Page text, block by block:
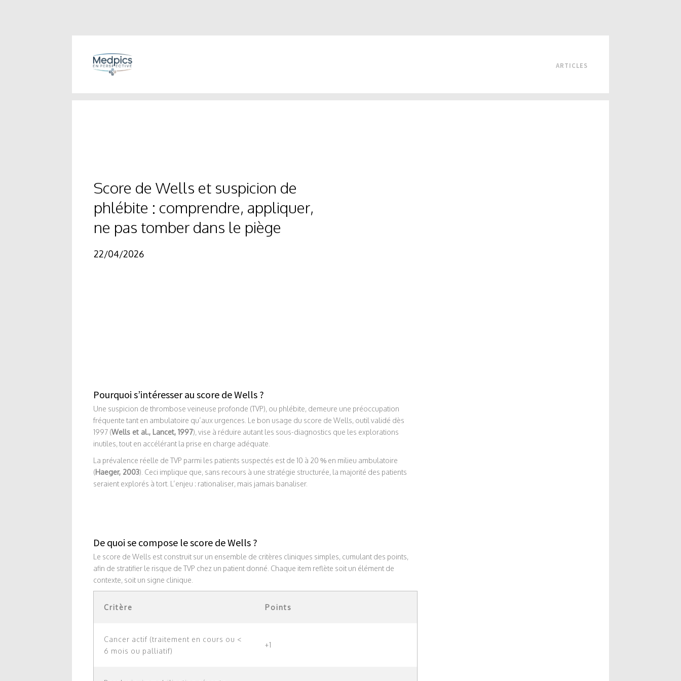
ARTICLES
Score de Wells et suspicion de
phlébite : comprendre, appliquer,
ne pas tomber dans le piège
22/04/2026
Pourquoi s’intéresser au score de Wells ?
Une suspicion de thrombose veineuse profonde (TVP), ou phlébite, demeure une préoccupation
fréquente tant en ambulatoire qu’aux urgences. Le bon usage du score de Wells, outil validé dès
1997 (Wells et al., Lancet, 1997), vise à réduire autant les sous-diagnostics que les explorations
inutiles, tout en accélérant la prise en charge adéquate.
La prévalence réelle de TVP parmi les patients suspectés est de 10 à 20 % en milieu ambulatoire
(Haeger, 2003). Ceci implique que, sans recours à une stratégie structurée, la majorité des patients
seraient explorés à tort. L’enjeu : rationaliser, mais jamais banaliser.
De quoi se compose le score de Wells ?
Le score de Wells est construit sur un ensemble de critères cliniques simples, cumulant des points,
afin de stratifier le risque de TVP chez un patient donné. Chaque item reflète soit un élément de
contexte, soit un signe clinique.
Critère Points
Cancer actif (traitement en cours ou <
6 mois ou palliatif)
+1